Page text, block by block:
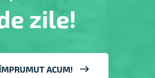
zile!
ACUM!